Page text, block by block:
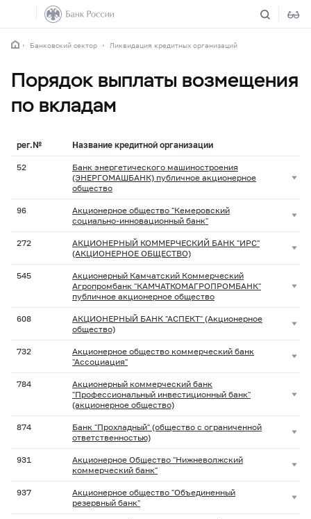
Банковский сектор Ликвидация кредитных организаций
Порядок выплаты возмещения
по вкладам
рег.№ Название кредитной организации
52
Банк энергетического машиностроения
(ЭНЕРГОМАШБАНК) публичное акционерное
общество
96
Акционерное общество "Кемеровский
социально-инновационный банк"
272
АКЦИОНЕРНЫЙ КОММЕРЧЕСКИЙ БАНК "ИРС"
(АКЦИОНЕРНОЕ ОБЩЕСТВО)
545
Акционерный Камчатский Коммерческий
Агропромбанк "КАМЧАТКОМАГРОПРОМБАНК"
публичное акционерное общество
608
АКЦИОНЕРНЫЙ БАНК "АСПЕКТ" (Акционерное
общество)
732
Акционерное общество коммерческий банк
"Ассоциация"
784
Акционерный коммерческий банк
"Профессиональный инвестиционный банк"
(акционерное общество)
874
Банк "Прохладный" (общество с ограниченной
ответственностью)
931
Акционерное Общество "Нижневолжский
коммерческий банк"
937
Акционерное общество "Объединенный
резервный банк"